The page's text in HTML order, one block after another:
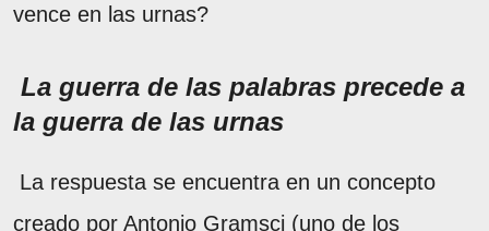
vence en las urnas?
La guerra de las palabras precede a
la guerra de las urnas
La respuesta se encuentra en un concepto
creado por Antonio Gramsci (uno de los